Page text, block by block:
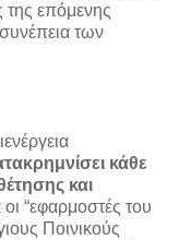
της επόμενης
των
κάθε
και
“εφαρμοστές του
Ποινικούς